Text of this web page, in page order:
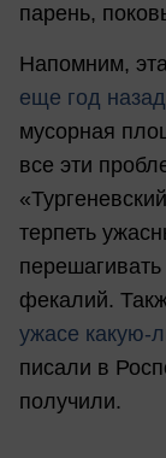
парень,
Напомним,
еще год назад
мусорная
все эти
терпеть
фекалий.
ужасе какую-
писали в
получили.